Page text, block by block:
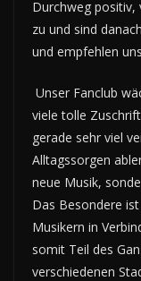
Durchweg
zu und sind
und empfehlen
Unser Fanclub
viele tolle
gerade sehr viel
Alltagssorgen
neue Musik,
Das Besondere
Musikern in
somit Teil des
verschiedenen